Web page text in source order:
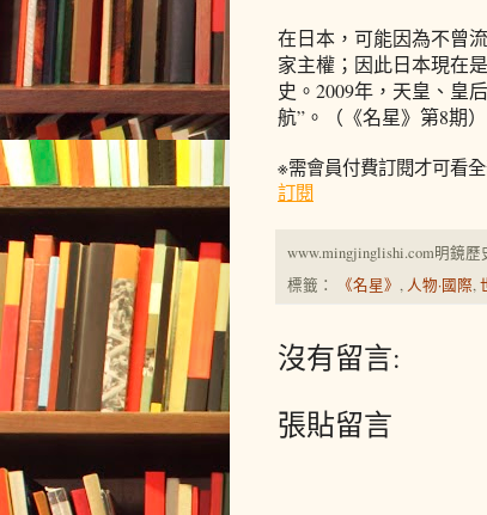
在日本，可能因為不曾
家主權；因此日本現在
史。2009年，天皇、皇
航”。
（《名星》第8期）
※需會員付費訂閱才可看
訂閱
www.mingjinglishi.com明鏡歷
標籤：
《名星》 , 人物·國際,
沒有留言:
張貼留言